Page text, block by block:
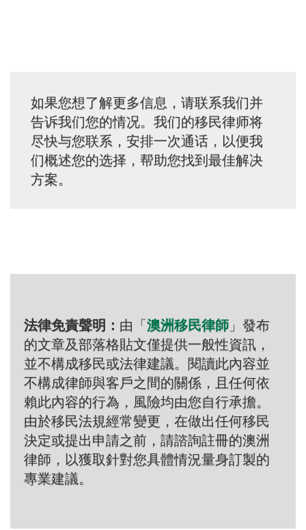
如果您想了解更多信息，请联系我们并
告诉我们您的情况。我们的移民律师将
尽快与您联系，安排一次通话，以便我
们概述您的选择，帮助您找到最佳解决
方案。
法律免責聲明： 由「澳洲移民律師 」發布
的文章及部落格貼文僅提供一般性資訊，
並不構成移民或法律建議。閱讀此內容並
不構成律師與客戶之間的關係，且任何依
賴此內容的行為，風險均由您自行承擔。
由於移民法規經常變更，在做出任何移民
決定或提出申請之前，請諮詢註冊的澳洲
律師，以獲取針對您具體情況量身訂製的
專業建議。